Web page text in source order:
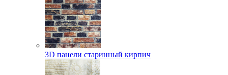
3D панели старинный кирпич